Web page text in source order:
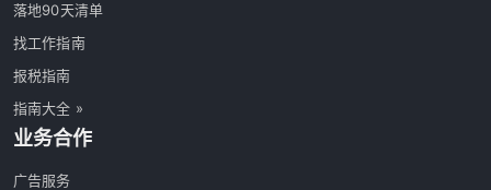
落地90天清单
找工作指南
报税指南
指南大全 »
业务合作
广告服务